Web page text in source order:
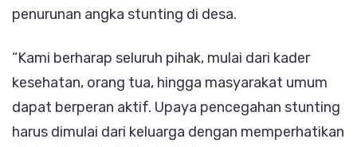
penurunan angka stunting di desa.
“Kami berharap seluruh pihak, mulai dari kader
kesehatan, orang tua, hingga masyarakat umum
dapat berperan aktif. Upaya pencegahan stunting
harus dimulai dari keluarga dengan memperhatikan